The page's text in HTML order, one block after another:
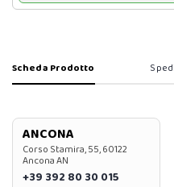
Scheda Prodotto
ANCONA
Corso Stamira, 55, 60122
Ancona AN
+39 392 80 30 015